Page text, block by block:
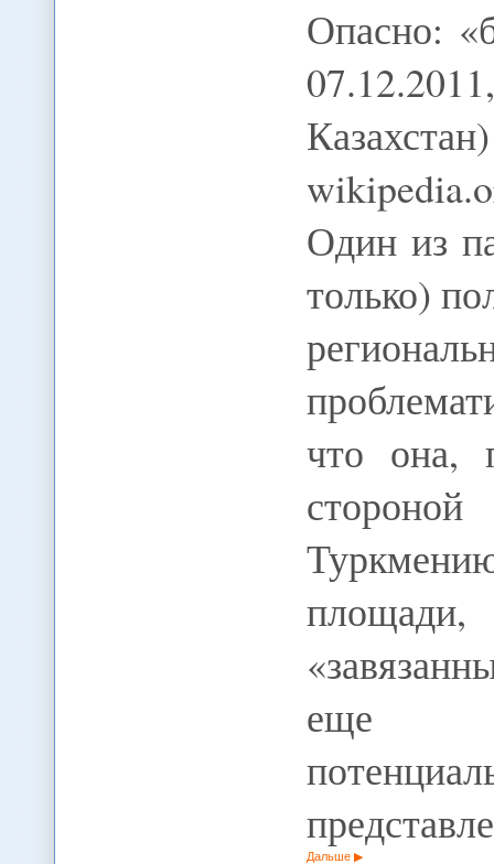
Опасно:
Один из
только)
что она,
еще
Дальше